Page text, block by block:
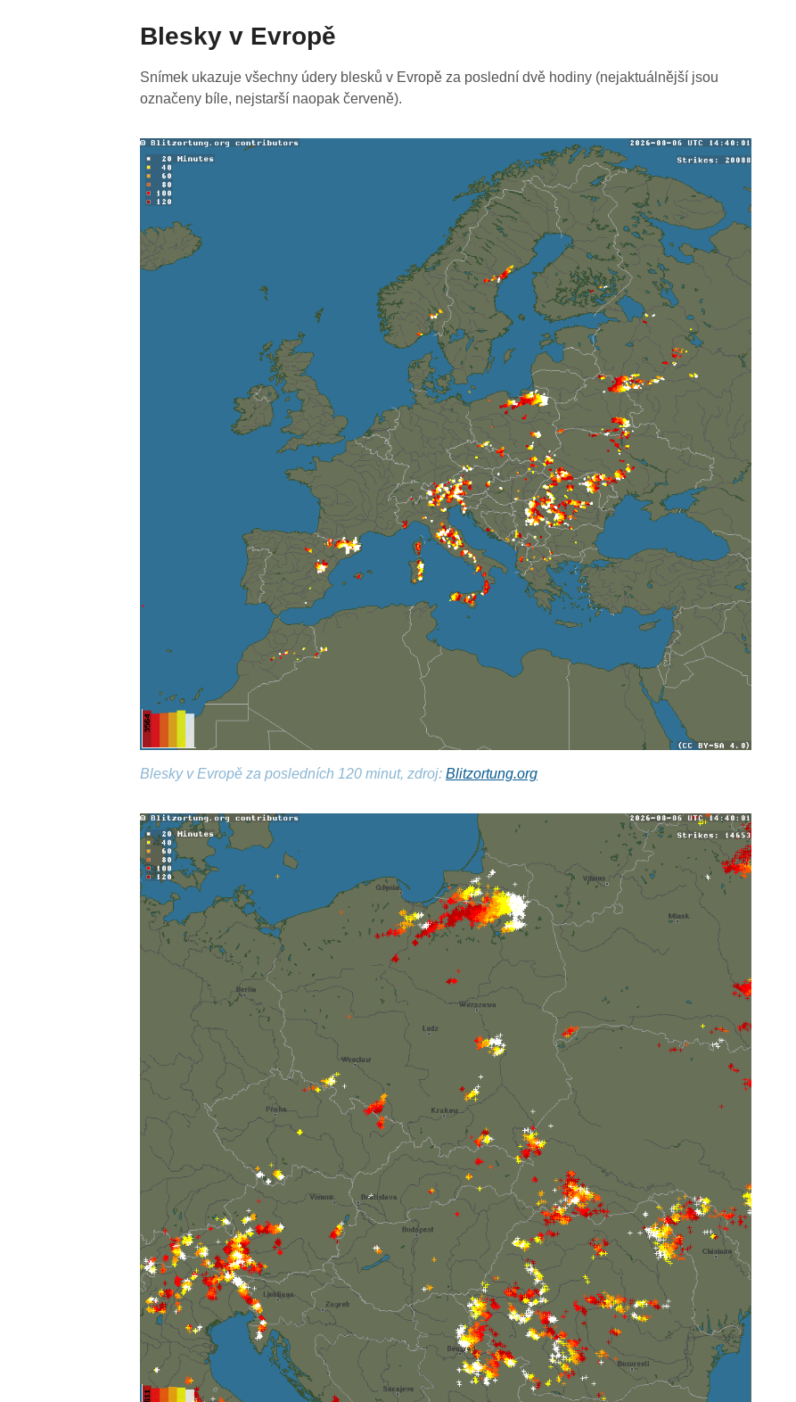
14:15
13:45
13:35
Blesky v Evropě
Snímek ukazuje všechny údery blesků v Evropě za poslední dvě hodiny (nejaktuálnější jsou
označeny bíle, nejstarší naopak červeně).
Blesky v Evropě za posledních 120 minut, zdroj:Blitzortung.org